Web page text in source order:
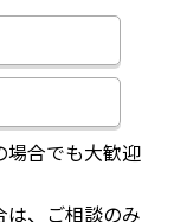
合でも大歓迎
は、ご相談のみ